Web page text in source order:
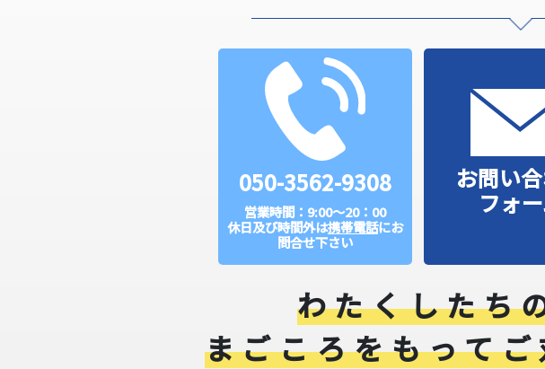
050-3562-9308
営業時間：9:00～20：00
休日及び時間外は携帯電話にお
問合せ下さい
お問い
フォ
わたくしたち
まごころをもって